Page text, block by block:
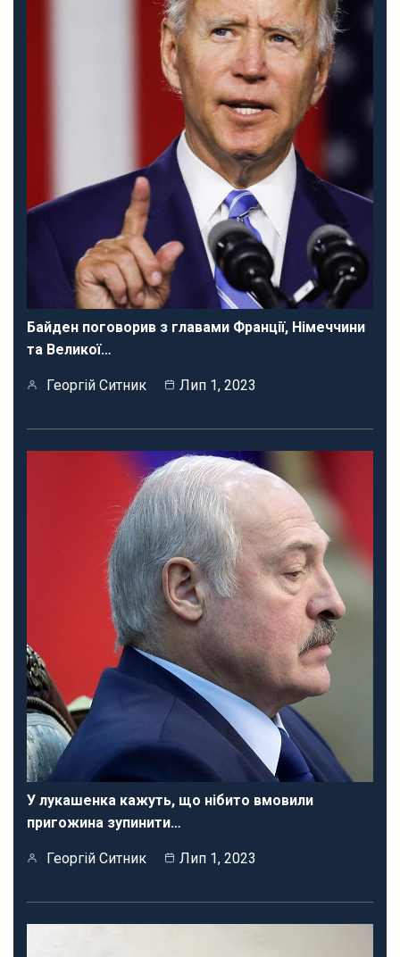
Байден поговорив з главами Франції, Німеччини
та Великої…
Георгій Ситник Лип 1, 2023
У лукашенка кажуть, що нібито вмовили
пригожина зупинити…
Георгій Ситник Лип 1, 2023